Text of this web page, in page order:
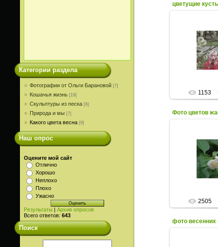
Категории раздела
Фотографии от Ольги Барановой [7]
Кошачья жизнь [19]
Скульптуры из песка [6]
Природа и мы [7]
Какого цвета весна [9]
Наш опрос
Оцените мой сайт
Отлично
Хорошо
Неплохо
Плохо
Ужасно
Результаты | Архив опросов
Всего ответов: 643
Поиск
цветущие
Фото
цветущих
1153
Фото цветов
Фото
цветущих
2505
фото весенних